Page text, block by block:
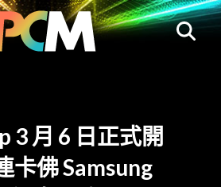
3 月 6 日正式開
佛 Samsung